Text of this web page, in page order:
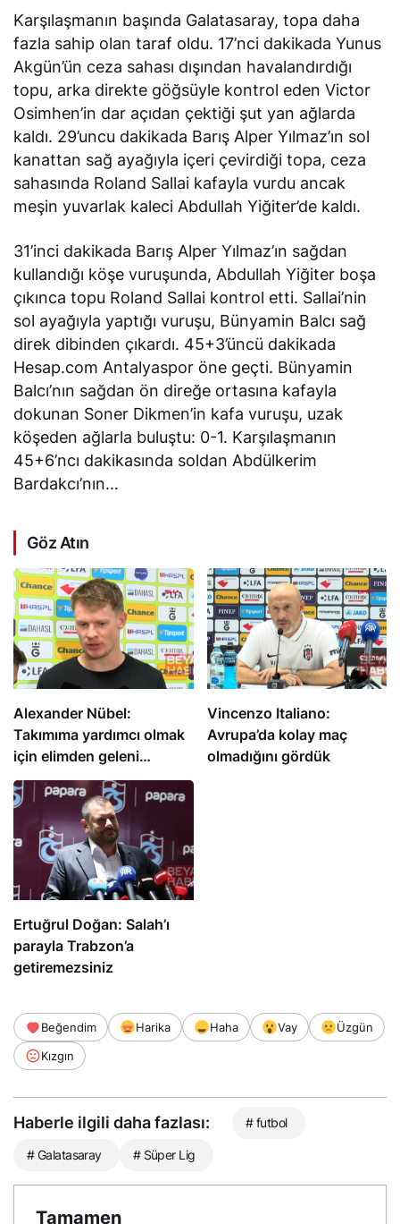
Karşılaşmanın başında Galatasaray, topa daha
fazla sahip olan taraf oldu. 17’nci dakikada Yunus
Akgün’ün ceza sahası dışından havalandırdığı
topu, arka direkte göğsüyle kontrol eden Victor
Osimhen’in dar açıdan çektiği şut yan ağlarda
kaldı. 29’uncu dakikada Barış Alper Yılmaz’ın sol
kanattan sağ ayağıyla içeri çevirdiği topa, ceza
sahasında Roland Sallai kafayla vurdu ancak
meşin yuvarlak kaleci Abdullah Yiğiter’de kaldı.
31’inci dakikada Barış Alper Yılmaz’ın sağdan
kullandığı köşe vuruşunda, Abdullah Yiğiter boşa
çıkınca topu Roland Sallai kontrol etti. Sallai’nin
sol ayağıyla yaptığı vuruşu, Bünyamin Balcı sağ
direk dibinden çıkardı. 45+3’üncü dakikada
Hesap.com Antalyaspor öne geçti. Bünyamin
Balcı’nın sağdan ön direğe ortasına kafayla
dokunan Soner Dikmen’in kafa vuruşu, uzak
köşeden ağlarla buluştu: 0-1. Karşılaşmanın
45+6’ncı dakikasında soldan Abdülkerim
Bardakcı’nın…
Göz Atın
Alexander Nübel:
Takımıma yardımcı olmak
için elimden geleni
yapacağım
Vincenzo Italiano:
Avrupa’da kolay maç
olmadığını gördük
Ertuğrul Doğan: Salah’ı
parayla Trabzon’a
getiremezsiniz
Beğendim Harika Haha Vay
Üzgün
Kızgın
Haberle ilgili daha fazlası: # futbol
# Galatasaray # Süper Lig
Tamamen